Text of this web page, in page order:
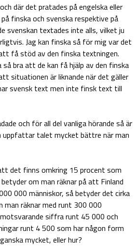
där det pratades på engelska eller
finska och svenska respektive på
svenskan textades inte alls, vilket ju
Jag kan finska så för mig var det
få stöd av den finska textningen.
så bra att de kan få hjälp av den finska
situationen är liknande när det gäller
svensk text men inte finsk text till
och för all del vanliga hörande så är
uppfattar talet mycket bättre när man
det finns omkring 15 procent som
om man räknar på att Finland
000 människor, så betyder det cirka
man räknar med runt 300 000
siffra runt 45 000 och
runt 4 500 som har någon form
mycket, eller hur?